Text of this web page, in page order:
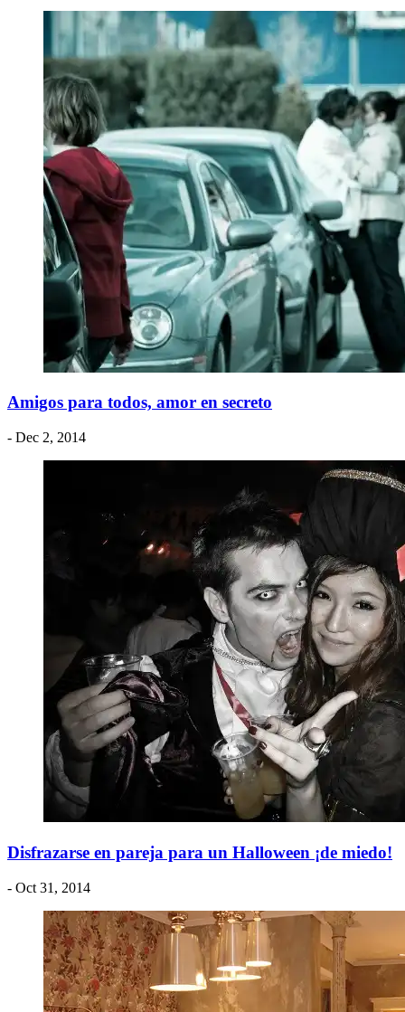
Amigos para todos, amor en secreto
- Dec 2, 2014
Disfrazarse en pareja para un Halloween ¡de miedo!
- Oct 31, 2014